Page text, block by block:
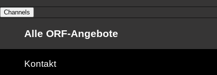
Channels
Alle ORF-Angebote
Kontakt